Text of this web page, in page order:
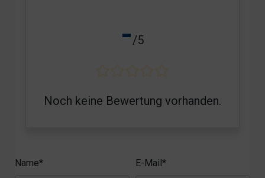
-/5
Noch keine Bewertung vorhanden.
Name* E-Mail*